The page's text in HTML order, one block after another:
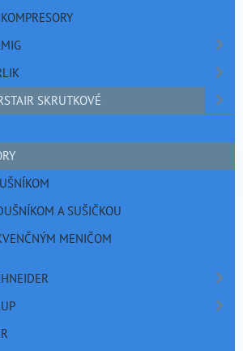
SKRUTKOVÉ
A SUŠIČKOU
MENIČOM